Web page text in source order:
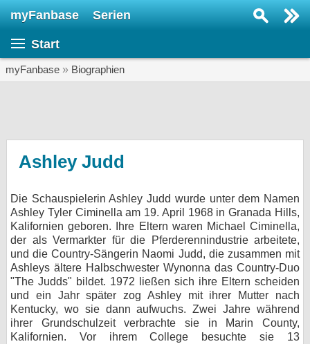
myFanbase Serien
Start
myFanbase » Biographien
Ashley Judd
Die Schauspielerin Ashley Judd wurde unter dem Namen
Ashley Tyler Ciminella am 19. April 1968 in Granada Hills,
Kalifornien geboren. Ihre Eltern waren Michael Ciminella,
der als Vermarkter für die Pferderennindustrie arbeitete,
und die Country-Sängerin Naomi Judd, die zusammen mit
Ashleys ältere Halbschwester Wynonna das Country-Duo
"The Judds" bildet. 1972 ließen sich ihre Eltern scheiden
und ein Jahr später zog Ashley mit ihrer Mutter nach
Kentucky, wo sie dann aufwuchs. Zwei Jahre während
ihrer Grundschulzeit verbrachte sie in Marin County,
Kalifornien. Vor ihrem College besuchte sie 13
KULTUR
Specials
SERVICE
Gewinnspiele
Forum
bei X